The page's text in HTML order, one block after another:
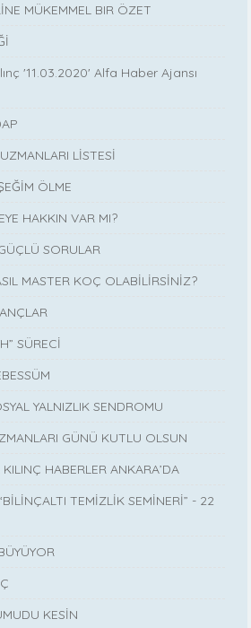
MÜKEMMEL BIR ÖZET
'11.03.2020' Alfa Haber Ajansı
LİSTESİ
ÖLME
HAKKIN VAR MI?
SORULAR
MASTER KOÇ OLABİLİRSİNİZ?
SÜRECİ
YALNIZLIK SENDROMU
GÜNÜ KUTLU OLSUN
HABERLER ANKARA’DA
TEMİZLİK SEMİNERİ” - 22
KESİN